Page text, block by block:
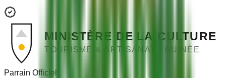
MINISTÈRE DE LA CULTURE
TOURISME & ARTISANAT - GUINÉE
Parrain Officiel